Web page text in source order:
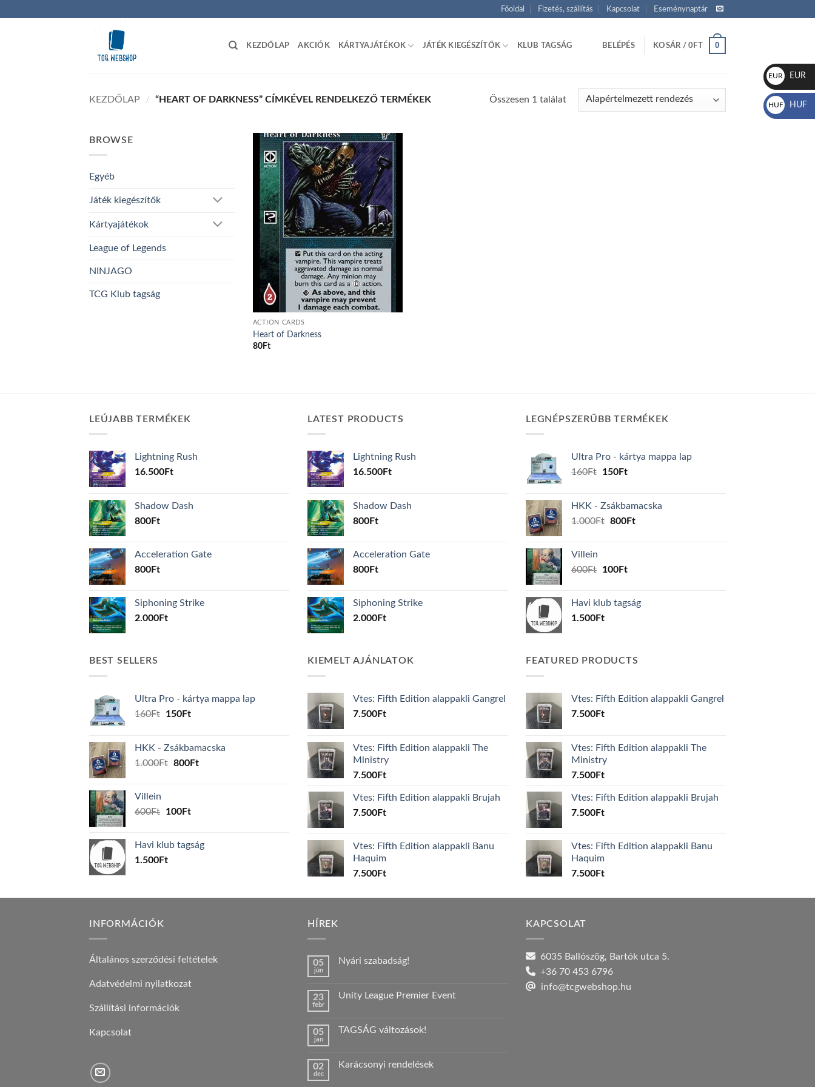
Főoldal Fizetés, szállítás Kapcsolat Eseménynaptár
KEZDŐLAP AKCIÓK KÁRTYAJÁTÉKOK JÁTÉK KIEGÉSZÍTŐK KLUB TAGSÁG BELÉPÉS KOSÁR /0FT 0
KEZDŐLAP / “HEART OF DARKNESS” CÍMKÉVEL RENDELKEZŐ TERMÉKEK Összesen 1 találat
BROWSE
Egyéb
Játék kiegészítők
Kártyajátékok
League of Legends
NINJAGO
TCG Klub tagság
Add to
wishlist
ACTION CARDS
Heart of Darkness
80Ft
LEÚJABB TERMÉKEK
Lightning Rush
16.500Ft
Shadow Dash
800Ft
Acceleration Gate
800Ft
Siphoning Strike
2.000Ft
LATEST PRODUCTS
Lightning Rush
16.500Ft
Shadow Dash
800Ft
Acceleration Gate
800Ft
Siphoning Strike
2.000Ft
LEGNÉPSZERŰBB TERMÉKEK
Ultra Pro - kártya mappa lap
160Ft
Original
160Ft.
150FtCurrent
150Ft.
HKK - Zsákbamacska
1.000Ft Original
800FtCurrent
Villein
600Ft
Original
600Ft.
100FtCurrent
100Ft.
Havi klub tagság
1.500Ft
BEST SELLERS
Ultra Pro - kártya mappa lap
160Ft
Original
160Ft.
150FtCurrent
150Ft.
HKK - Zsákbamacska
1.000Ft Original
800FtCurrent
Villein
600Ft
Original
600Ft.
100FtCurrent
100Ft.
Havi klub tagság
1.500Ft
KIEMELT AJÁNLATOK
Vtes: Fifth Edition alappakli Gangrel
7.500Ft
Vtes: Fifth Edition alappakli The
Ministry
7.500Ft
Vtes: Fifth Edition alappakli Brujah
7.500Ft
Vtes: Fifth Edition alappakli Banu
Haquim
7.500Ft
FEATURED PRODUCTS
Vtes: Fifth Edition alappakli Gangrel
7.500Ft
Vtes: Fifth Edition alappakli The
Ministry
7.500Ft
Vtes: Fifth Edition alappakli Brujah
7.500Ft
Vtes: Fifth Edition alappakli Banu
Haquim
7.500Ft
INFORMÁCIÓK
Általános szerződési feltételek
Adatvédelmi nyilatkozat
Szállítási információk
Kapcsolat
HÍREK
05
jún
Nyári szabadság!
Nyári
23
febr
Unity League Premier Event
Unity
bejegyzéshez
05
jan
TAGSÁG változások!
TAGSÁG
02
dec
Karácsonyi rendelések
KAPCSOLAT
6035 Ballószög, Bartók utca 5.
+36 70 453 6796
info@tcgwebshop.hu
EUR
€
EUR
HUF
Ft
HUF